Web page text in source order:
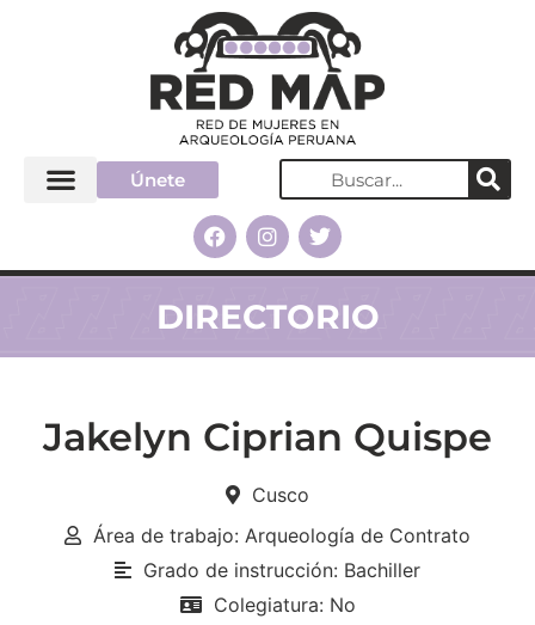
Únete
DIRECTORIO
Jakelyn Ciprian Quispe
Cusco
Área de trabajo: Arqueología de Contrato
Grado de instrucción: Bachiller
Colegiatura: No